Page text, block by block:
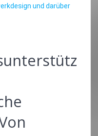
und darüber